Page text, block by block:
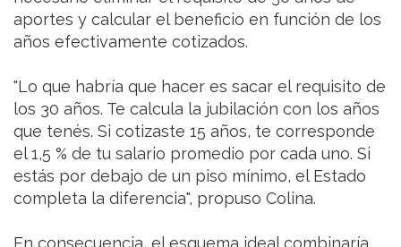
aportes y calcular el beneficio en función de los
años efectivamente cotizados.
"Lo que habría que hacer es sacar el requisito de
los 30 años. Te calcula la jubilación con los años
que tenés. Si cotizaste 15 años, te corresponde
el 1,5 % de tu salario promedio por cada uno. Si
estás por debajo de un piso mínimo, el Estado
completa la diferencia", propuso Colina.
En consecuencia, el esquema ideal combinaría